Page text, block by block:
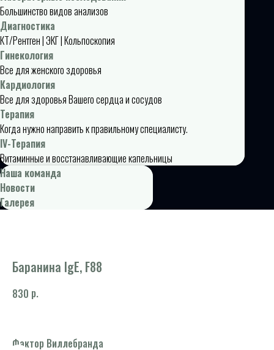
Большинство видов анализов
Диагностика
КТ/Рентген | ЭКГ | Кольпоскопия
Гинекология
Все для женского здоровья
Кардиология
Все для здоровья Вашего сердца и сосудов
Терапия
Когда нужно направить к правильному специалисту.
IV-Терапия
Витаминные и восстанавливающие капельницы
Наша команда
Новости
Галерея
Баранина IgE, F88
830 р.
Фактор Виллебранда